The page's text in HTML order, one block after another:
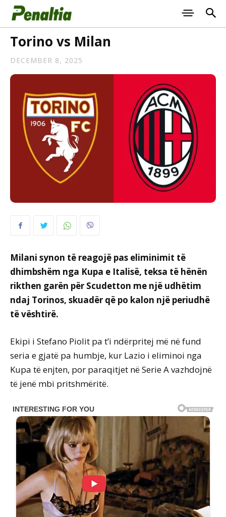
Torino vs Milan
DECEMBER 8, 2025
Milani synon të reagojë pas eliminimit të
dhimbshëm nga Kupa e Italisë, teksa të hënën
rikthen garën për Scudetton me një udhëtim
ndaj Torinos, skuadër që po kalon një periudhë
të vështirë.
Ekipi i Stefano Piolit pa t’i ndërpritej më në fund
seria e gjatë pa humbje, kur Lazio i eliminoi nga
Kupa të enjten, por paraqitjet në Serie A vazhdojnë
të jenë mbi pritshmëritë.